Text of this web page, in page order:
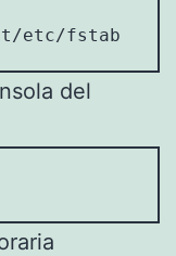
etc/fstab
del